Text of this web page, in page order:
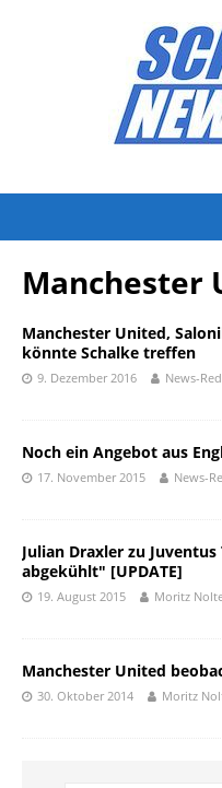
Manchester
Manchester United,
könnte Schalke treffen
9. Dezember 2016 News-
Noch ein Angebot aus
17. November 2015 News-
Julian Draxler zu
abgekühlt" [UPDATE]
19. August 2015 Moritz
Manchester United
30. Oktober 2014 Moritz